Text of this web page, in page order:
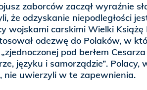
zaborców zaczął wyraźnie
że odzyskanie niepodległości
wojskami carskimi Wielki Książę
odezwę do Polaków, w
pod berłem
języku i samorządzie”. Polacy,
nie uwierzyli w te zapewnienia.